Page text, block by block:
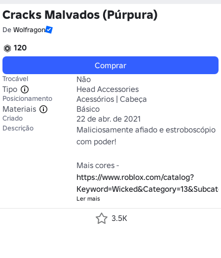
Cracks Malvados (Púrpura)
De Wolfragon
120
Comprar
Trocável
Não
Tipo
Head Accessories
Posicionamento
Acessórios | Cabeça
Materiais
Básico
Criado 22 de abr. de 2021
Descrição
Maliciosamente afiado e estroboscópio
com poder!
https://www.roblox.com/catalog?
Ler mais
3.5K